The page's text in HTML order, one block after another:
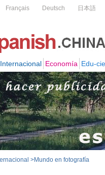
>Mundo en fotografía